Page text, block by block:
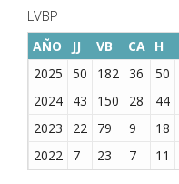
LVBP
AÑO JJ VB CA H
2025
50 182 36 50
2024
43 150 28 44
2023
22 79 9 18
2022
7 23 7 11